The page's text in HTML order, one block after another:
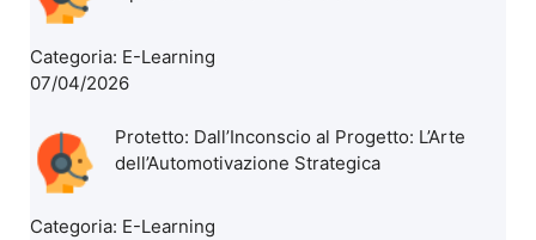
Categoria: E-Learning
07/04/2026
Protetto: Dall’Inconscio al Progetto: L’Arte
dell’Automotivazione Strategica
Categoria: E-Learning